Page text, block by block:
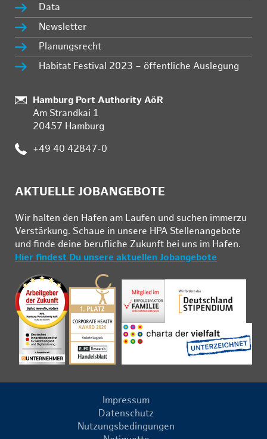
Data
Newsletter
Planungsrecht
Habitat Festival 2023 – öffentliche Auslegung
Standort:
Hamburg Port Authority AöR
Am Strandkai 1
20457 Hamburg
Telefon:
+49 40 42847-0
AKTUELLE JOBANGEBOTE
Wir hal­ten den Ha­fen am Lau­fen und su­chen im­mer­zu
Ver­stär­kung. Schau­e in un­se­re HPA Stel­len­an­ge­bo­te
und fin­de deine be­ruf­li­che Zu­kunft bei uns im Ha­fen.
Hier findest Du unsere aktuellen Jobangebote
Impressum
Datenschutz
Nutzungsbedingungen